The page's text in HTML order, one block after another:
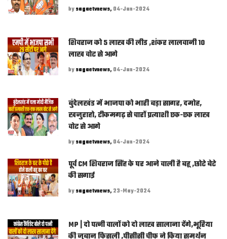
bysagaetvnews, 04-Jun-2024
शिवराज को 5 लाख की लीड ,शंकर लालवानी 10
लाख वोट से आगे
bysagaetvnews, 04-Jun-2024
बुंदेलखंड में भाजपा को भारी बड़ा सागर, दमोह,
खजुराहो, टीकमगढ़ से चारों प्रत्याशी एक-एक लाख
वोट से आगे
bysagaetvnews, 04-Jun-2024
पूर्व CM शिवराज सिंह के घर आने वाली है बहू ,छोटे बेटे
की सगाई
bysagaetvnews, 23-May-2024
MP | दो पत्नी वालों को दो लाख सालाना देंगे,भूरिया
की जुबान फिसली ,पीसीसी चीफ ने किया समर्थन